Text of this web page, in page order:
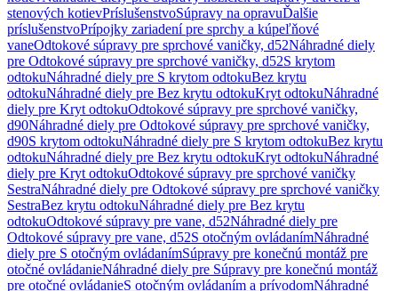
stenových kotievPríslušenstvoSúpravy na opravuĎalšie
príslušenstvoPrípojky zariadení pre sprchy a kúpeľňové
vaneOdtokové súpravy pre sprchové vaničky, d52Náhradné diely
pre Odtokové súpravy pre sprchové vaničky, d52S krytom
odtokuNáhradné diely pre S krytom odtokuBez krytu
odtokuNáhradné diely pre Bez krytu odtokuKryt odtokuNáhradné
diely pre Kryt odtokuOdtokové súpravy pre sprchové vaničky,
d90Náhradné diely pre Odtokové súpravy pre sprchové vaničky,
d90S krytom odtokuNáhradné diely pre S krytom odtokuBez krytu
odtokuNáhradné diely pre Bez krytu odtokuKryt odtokuNáhradné
diely pre Kryt odtokuOdtokové súpravy pre sprchové vaničky
SestraNáhradné diely pre Odtokové súpravy pre sprchové vaničky
SestraBez krytu odtokuNáhradné diely pre Bez krytu
odtokuOdtokové súpravy pre vane, d52Náhradné diely pre
Odtokové súpravy pre vane, d52S otočným ovládanímNáhradné
diely pre S otočným ovládanímSúpravy pre konečnú montáž pre
otočné ovládanieNáhradné diely pre Súpravy pre konečnú montáž
pre otočné ovládanieS otočným ovládaním a prívodomNáhradné